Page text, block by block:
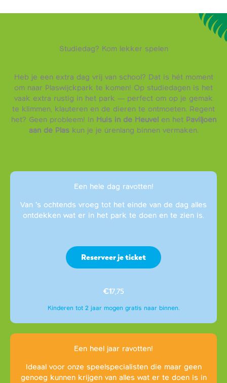
Studiedag? Kom lekker spelen
Heb je een extra dag vrij van school? Dat is hét moment
om naar Plaswijckpark te komen! Op studiedagen is het
vaak extra rustig in het park — perfect om op je gemak
te klimmen, klauteren en de dieren te ontmoeten. Regent
het? Geen probleem! In Huis in de Heuvelen het Paviljoen
aan de Plaskun je je úrenlang binnen vermaken.
Een hele dag ravotten!
Van ’s ochtends vroeg tot het einde van de dag alles
ontdekken wat er in het park te doen en te zien is.
Reserveer je ticket
€17,75
Kinderen tot 2 jaar mogen gratis naar binnen.
Een heel jaar ravotten!
Ideaal voor onze speelspecialisten die maar geen
genoeg kunnen krijgen van alles wat er te doen is in